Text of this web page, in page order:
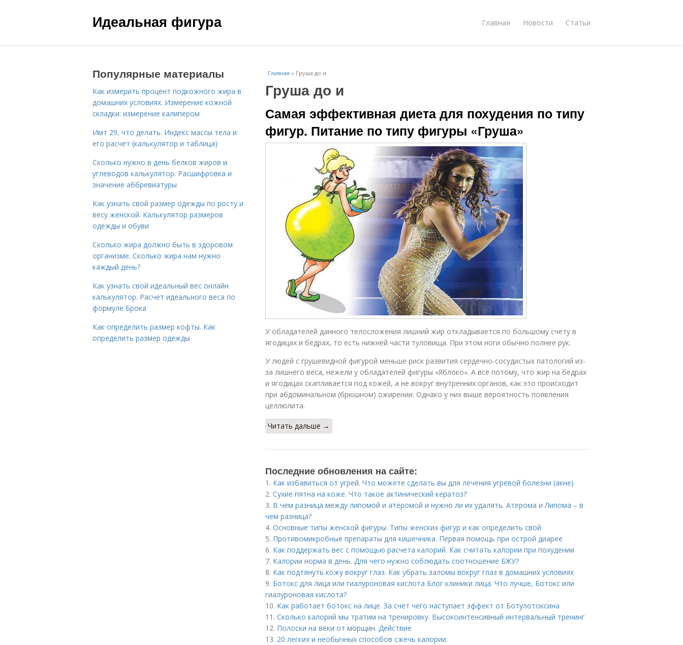
Идеальная фигура Главная Новости Статьи
Главная » Груша до и
Груша до и
Самая эффективная диета для похудения по типу
фигур. Питание по типу фигуры «Груша»
У обладателей данного телосложения лишний жир откладывается по большому счету в
ягодицах и бедрах, то есть нижней части туловища. При этом ноги обычно полнее рук.
У людей с грушевидной фигурой меньше риск развития сердечно-сосудистых патологий из-
за лишнего веса, нежели у обладателей фигуры «Яблоко». А все потому, что жир на бедрах
и ягодицах скапливается под кожей, а не вокруг внутренних органов, как это происходит
при абдоминальном (брюшном) ожирении. Однако у них выше вероятность появления
целлюлита.
Читать дальше →
Последние обновления на сайте:
1. Как избавиться от угрей. Что можете сделать вы для лечения угревой болезни (акне)
2. Сухие пятна на коже. Что такое актинический кератоз?
3. В чем разница между липомой и атеромой и нужно ли их удалять. Атерома и Липома – в
чем разница?
4. Основные типы женской фигуры. Типы женских фигур и как определить свой
5. Противомикробные препараты для кишечника. Первая помощь при острой диарее
6. Как поддержать вес с помощью расчета калорий. Как считать калории при похудении
7. Калории норма в день. Для чего нужно соблюдать соотношение БЖУ?
8. Как подтянуть кожу вокруг глаз. Как убрать заломы вокруг глаз в домашних условиях
9. Ботокс для лица или гиалуроновая кислота Блог клиники лица. Что лучше, Ботокс или
гиалуроновая кислота?
10. Как работает ботокс на лице. За счет чего наступает эффект от Ботулотоксина
11. Сколько калорий мы тратим на тренировку. Высокоинтенсивный интервальный тренинг
12. Полоски на веки от морщин. Действие
13. 20 легких и необычных способов сжечь калории.
Популярные материалы
Как измерить процент подкожного жира в
домашних условиях. Измерение кожной
складки: измерение калипером
Имт 29, что делать. Индекс массы тела и
его расчет (калькулятор и таблица)
Сколько нужно в день белков жиров и
углеводов калькулятор. Расшифровка и
значение аббревиатуры
Как узнать свой размер одежды по росту и
весу женской. Калькулятор размеров
одежды и обуви
Сколько жира должно быть в здоровом
организме. Сколько жира нам нужно
каждый день?
Как узнать свой идеальный вес онлайн
калькулятор. Расчет идеального веса по
формуле Брока
Как определить размер кофты. Как
определить размер одежды